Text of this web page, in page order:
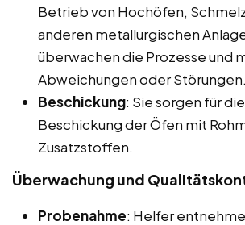
Betrieb von Hochöfen,
anderen metallurgischen
überwachen die Prozesse und
Abweichungen oder Störungen.
Beschickung: Sie sorgen für
Beschickung der Öfen mit
Zusatzstoffen.
Überwachung und
Probenahme: Helfer